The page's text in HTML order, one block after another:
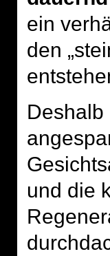
ein
den
und die